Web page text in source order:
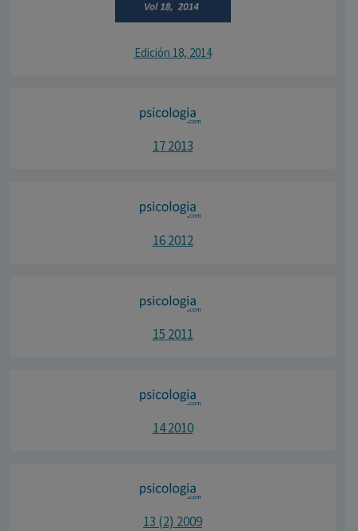
Edición 18, 2014
17 2013
16 2012
15 2011
14 2010
13 (2) 2009